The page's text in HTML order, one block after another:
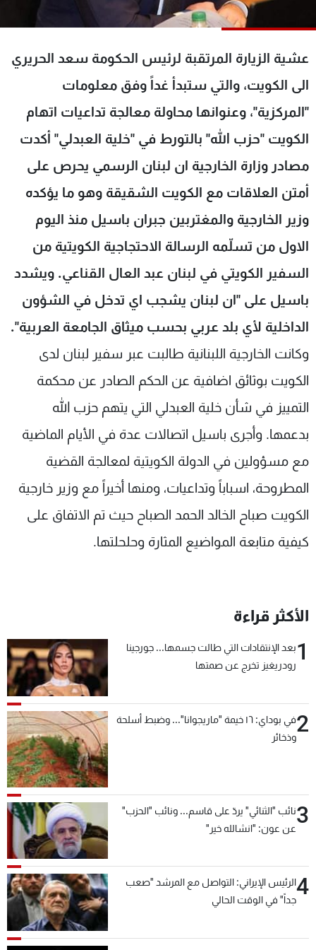
عشية الزيارة المرتقبة لرئيس الحكومة سعد الحريري
الى الكويت، والتي ستبدأ غداً وفق معلومات
"المركزية"، وعنوانها محاولة معالجة تداعيات اتهام
الكويت "حزب الله" بالتورط في "خلية العبدلي" أكدت
مصادر وزارة الخارجية ان لبنان الرسمي يحرص على
أمتن العلاقات مع الكويت الشقيقة وهو ما يؤكده
وزير الخارجية والمغتربين جبران باسيل منذ اليوم
الاول من تسلّمه الرسالة الاحتجاجية الكويتية من
السفير الكويتي في لبنان عبد العال القناعي. ويشدد
باسيل على "ان لبنان يشجب اي تدخل في الشؤون
الداخلية لأي بلد عربي بحسب ميثاق الجامعة العربية".
وكانت الخارجية اللبنانية طالبت عبر سفير لبنان لدى
الكويت بوثائق اضافية عن الحكم الصادر عن محكمة
التمييز في شأن خلية العبدلي التي يتهم حزب الله
بدعمها. وأجرى باسيل اتصالات عدة في الأيام الماضية
مع مسؤولين في الدولة الكويتية لمعالجة القضية
المطروحة، اسباباً وتداعيات، ومنها أخيراً مع وزير خارجية
الكويت صباح الخالد الحمد الصباح حيث تم الاتفاق على
كيفية متابعة المواضيع المثارة وحلحلتها.
الأكثر قراءة
1بعد الإنتقادات التي طالت جسمها... جورجينا
رودريغيز تخرج عن صمتها
2
في بوداي: ١٦ خيمة "ماريجوانا"... وضبط أسلحة
وذخائر
3نائب "الثنائي" يردّ على قاسم... ونائب "الحزب"
عن عون: "انشالله خير"
4الرئيس الإيراني: التواصل مع المرشد "صعب
جداً" في الوقت الحالي
شاهد البرامج
الترددات
عن MTV
الإنـتـاج
لاعلاناتكم
وظائف
تواصل معنا
شروط الإسـتخدام